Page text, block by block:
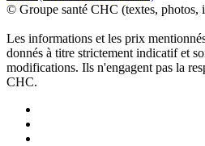
© Groupe santé CHC (textes, photos,
Les informations et les prix
donnés à titre strictement indicatif et
modifications. Ils n'engagent pas la
CHC.